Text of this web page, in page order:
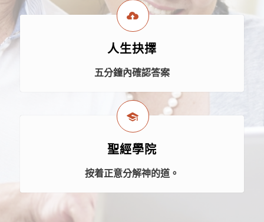
人生抉擇
五分鐘內確認答案
聖經學院
按着正意分解神的道。